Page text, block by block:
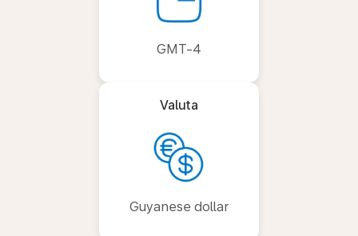
GMT-4
Valuta
Guyanese dollar